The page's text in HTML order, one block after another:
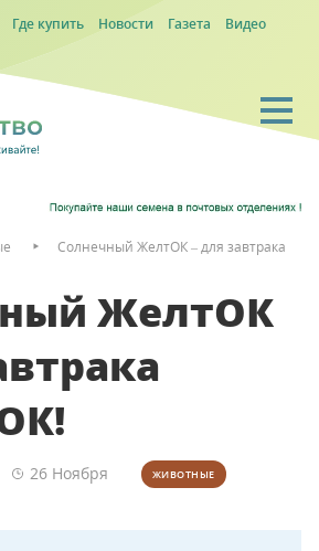
Где купить Новости Газета
Видео
Солнечный ЖелтОК – для завтрака
ЖелтОК
26 Ноября ЖИВОТНЫЕ